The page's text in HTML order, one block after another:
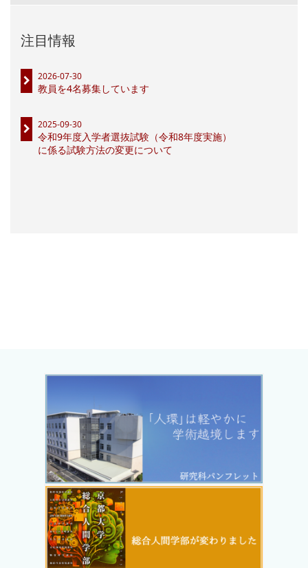
注目情報
2026-07-30
教員を4名募集しています
2025-09-30
令和9年度入学者選抜試験（令和8年度実施）
に係る試験方法の変更について